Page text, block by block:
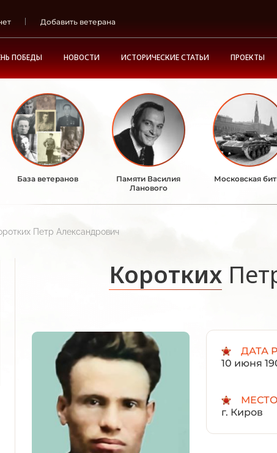
Добавить ветерана
ПОБЕДЫ НОВОСТИ ИСТОРИЧЕСКИЕ СТАТЬИ ПРОЕКТЫ
База ветеранов
Памяти Василия
Ланового
Московская
Петр Александрович
Коротких
ДАТА
10 июня
г. Киров